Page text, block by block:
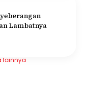
Lambatnya
lainnya